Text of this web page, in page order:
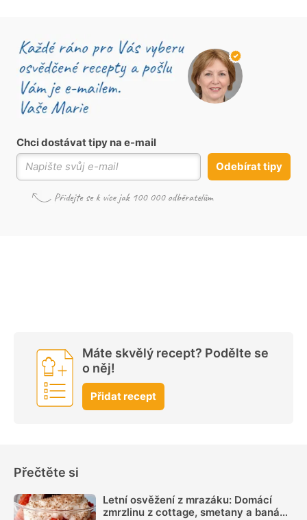
Chci dostávat tipy na e-mail
Odebírat tipy
Máte skvělý recept? Podělte se
o něj!
Přidat recept
Přečtěte si
Letní osvěžení z mrazáku: Domácí
zmrzlinu z cottage, smetany a banánu